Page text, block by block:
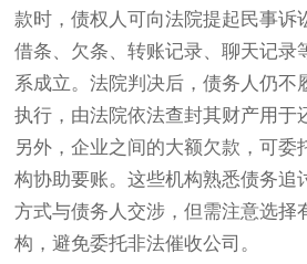
款时，债权人可向法院提起民事诉
借条、欠条、转账记录、聊天记录
系成立。法院判决后，债务人仍不
执行，由法院依法查封其财产用于
另外，企业之间的大额欠款，可委
构协助要账。这些机构熟悉债务追
方式与债务人交涉，但需注意选择
构，避免委托非法催收公司。